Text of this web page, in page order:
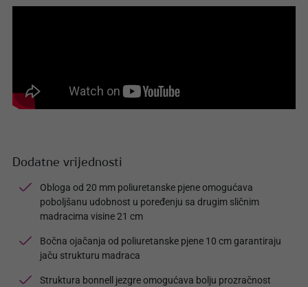
Dodatne vrijednosti
Obloga od 20 mm poliuretanske pjene omogućava
poboljšanu udobnost u poređenju sa drugim sličnim
madracima visine 21 cm
Bočna ojačanja od poliuretanske pjene 10 cm garantiraju
jaču strukturu madraca
Struktura bonnell jezgre omogućava bolju prozračnost